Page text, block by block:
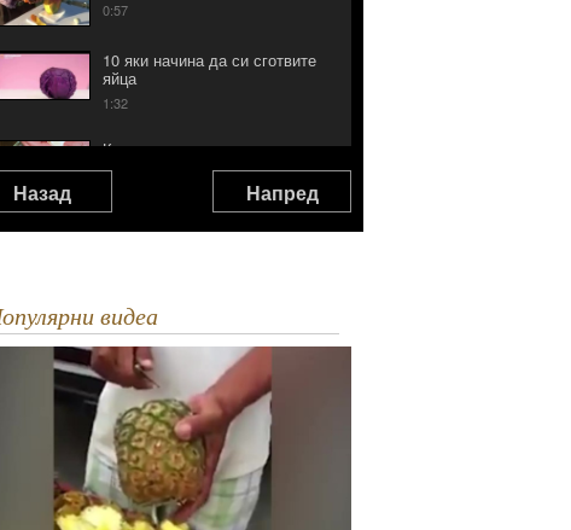
0:57
10 яки начина да си сготвите
яйца
1:32
Какво да правим с черупките от
яйцата
Taco Braid
Как се дере костур
3:28
Как да филетирате шаран
7:20
Филетиране на Щука
5:19
Назад Напред
Популярни видеа